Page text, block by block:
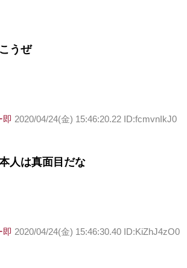
うぜ
即 2020/04/24(金) 15:46:20.22 ID:fcmvnIkJ0
人は真面目だな
即 2020/04/24(金) 15:46:30.40 ID:KiZhJ4zO0